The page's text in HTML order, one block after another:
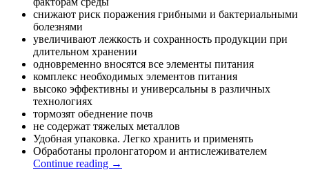
снижают риск поражения грибными и бактериальными
болезнями
увеличивают лежкость и сохранность продукции при
длительном хранении
одновременно вносятся все элементы питания
комплекс необходимых элементов питания
высоко эффективны и универсальны в различных
технологиях
тормозят обеднение почв
не содержат тяжелых металлов
Удобная упаковка. Легко хранить и применять
Обработаны пролонгатором и антислеживателем
Continue reading →